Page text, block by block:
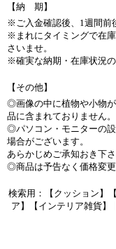
【納 期】
※ご入金確認後、1週間前
※まれにタイミングで在
さいませ。
※確実な納期・在庫状況
【その他】
◎画像の中に植物や小物
品に含まれておりません。
◎パソコン・モニターの
場合がございます。
あらかじめご承知おき下さ
◎商品は予告なく価格変更
検索用：【クッション】
ア】【インテリア雑貨】